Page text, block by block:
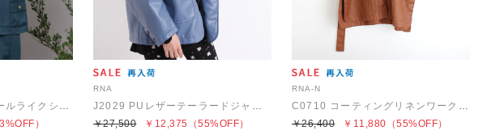
B2927 F.ワークのウールライクシャツジャケット
）
RNA
J2029 PUレザーテーラードジャケット
￥12,375
￥27,500 （55%OFF）
RNA-N
C0710 コーティングリネンワークコート
￥11,880
￥26,400 （55%OFF）